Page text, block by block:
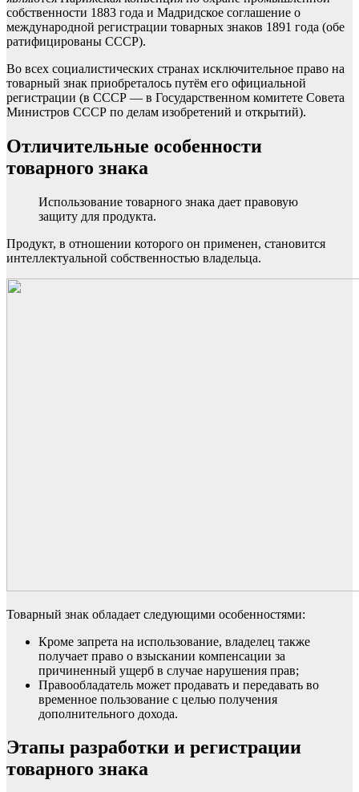
собственности 1883 года и Мадридское соглашение о
международной регистрации товарных знаков 1891 года (обе
ратифицированы СССР).
Во всех социалистических странах исключительное право на
товарный знак приобреталось путём его официальной
регистрации (в СССР — в Государственном комитете Совета
Министров СССР по делам изобретений и открытий).
Отличительные особенности
товарного знака
Использование товарного знака дает правовую
защиту для продукта.
Продукт, в отношении которого он применен, становится
интеллектуальной собственностью владельца.
Товарный знак обладает следующими особенностями:
Кроме запрета на использование, владелец также
получает право о взыскании компенсации за
причиненный ущерб в случае нарушения прав;
Правообладатель может продавать и передавать во
временное пользование с целью получения
дополнительного дохода.
Этапы разработки и регистрации
товарного знака